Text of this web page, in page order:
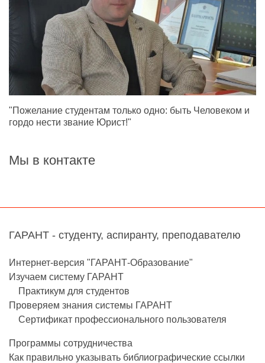
"Пожелание студентам только одно: быть Человеком и
гордо нести звание Юрист!"
Мы в контакте
ГАРАНТ - студенту, аспиранту, преподавателю
Интернет-версия "ГАРАНТ-Образование"
Изучаем систему ГАРАНТ
Практикум для студентов
Проверяем знания системы ГАРАНТ
Сертификат профессионального пользователя
Программы сотрудничества
Как правильно указывать библиографические ссылки